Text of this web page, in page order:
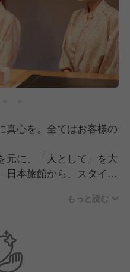
真心を。全てはお客様の
元に、「人として」を大
日本旅館から、スタイリ
ゾートのワーキングフィ
がきっと見つかるはずで
もっと読む